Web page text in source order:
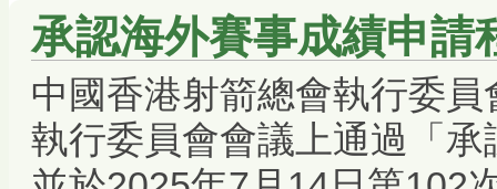
承認海外賽事成績申請
中國香港射箭總會執行委
執行委員會會議上通過「